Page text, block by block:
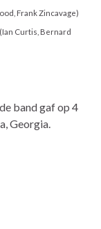
Frank Zincavage)
(Ian Curtis, Bernard
band gaf op 4
Georgia.